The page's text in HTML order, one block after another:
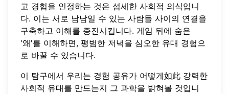
고 경험을 인정하는 것은 섬세한 사회적 의식입니
다. 이는 서로 남남일 수 있는 사람들 사이의 연결을
구축하고 이해를 증진시킵니다. 게임 뒤에 숨은
'왜'를 이해하면, 평범한 저녁을 심오한 유대 경험으
로 바꿀 수 있습니다.
이 탐구에서 우리는 경험 공유가 어떻게如此 강력한
사회적 유대를 만드는지 그 과학을 밝혀볼 것입니